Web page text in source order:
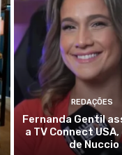
REDAÇÕES
Fernanda Gentil
a TV Connect
de Nuccio